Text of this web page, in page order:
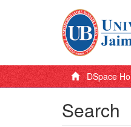
DSpace
Search